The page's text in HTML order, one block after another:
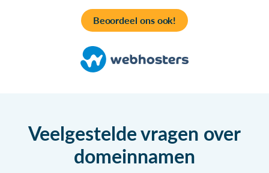
Beoordeel ons ook!
Veelgestelde vragen over
domeinnamen